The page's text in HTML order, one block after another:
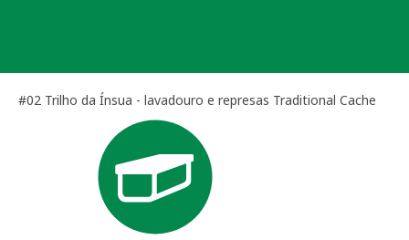
#02 Trilho da Ínsua - lavadouro e represas Traditional Cache